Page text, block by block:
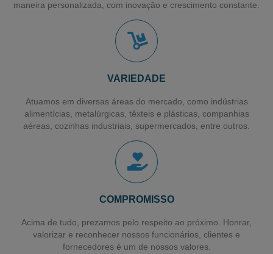
Sacos Plásticos para Talher
Sacos Plásticos Recicláveis
Sacos Plásticos Personalizados
Sacos em Polietileno de Alta Densidade
maneira personalizada, com inovação e crescimento constante.
VARIEDADE
Atuamos em diversas áreas do mercado, como indústrias
alimentícias, metalúrgicas, têxteis e plásticas, companhias
aéreas, cozinhas industriais, supermercados, entre outros.
COMPROMISSO
Acima de tudo, prezamos pelo respeito ao próximo. Honrar,
valorizar e reconhecer nossos funcionários, clientes e
fornecedores é um de nossos valores.